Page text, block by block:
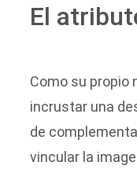
El
Como su propio
incrustar una
de
vincular la